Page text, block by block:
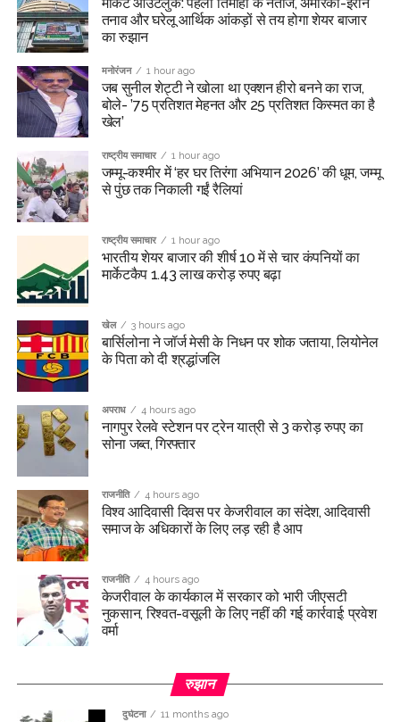
तनाव और घरेलू आर्थिक आंकड़ों से तय होगा शेयर बाजार
का रुझान
मनोरंजन 1 hour ago
जब सुनील शेट्टी ने खोला था एक्शन हीरो बनने का राज,
बोले- ’75 प्रतिशत मेहनत और 25 प्रतिशत किस्मत का है
खेल’
राष्ट्रीय समाचार 1 hour ago
जम्मू-कश्मीर में ‘हर घर तिरंगा अभियान 2026’ की धूम, जम्मू
से पुंछ तक निकाली गईं रैलियां
राष्ट्रीय समाचार 1 hour ago
भारतीय शेयर बाजार की शीर्ष 10 में से चार कंपनियों का
मार्केटकैप 1.43 लाख करोड़ रुपए बढ़ा
खेल 3 hours ago
बार्सिलोना ने जॉर्ज मेसी के निधन पर शोक जताया, लियोनेल
के पिता को दी श्रद्धांजलि
अपराध 4 hours ago
नागपुर रेलवे स्टेशन पर ट्रेन यात्री से 3 करोड़ रुपए का
सोना जब्त, गिरफ्तार
राजनीति 4 hours ago
विश्व आदिवासी दिवस पर केजरीवाल का संदेश, आदिवासी
समाज के अधिकारों के लिए लड़ रही है आप
राजनीति 4 hours ago
केजरीवाल के कार्यकाल में सरकार को भारी जीएसटी
नुकसान, रिश्वत-वसूली के लिए नहीं की गई कार्रवाई: प्रवेश
वर्मा
रुझान
दुर्घटना 11 months ago